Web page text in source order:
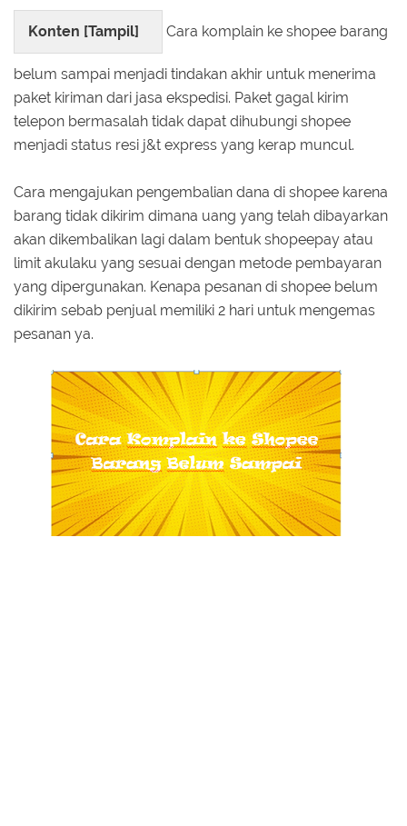
Konten [Tampil] Cara komplain ke shopee barang
belum sampai menjadi tindakan akhir untuk menerima
paket kiriman dari jasa ekspedisi. Paket gagal kirim
telepon bermasalah tidak dapat dihubungi shopee
menjadi status resi j&t express yang kerap muncul.
Cara mengajukan pengembalian dana di shopee karena
barang tidak dikirim dimana uang yang telah dibayarkan
akan dikembalikan lagi dalam bentuk shopeepay atau
limit akulaku yang sesuai dengan metode pembayaran
yang dipergunakan. Kenapa pesanan di shopee belum
dikirim sebab penjual memiliki 2 hari untuk mengemas
pesanan ya.